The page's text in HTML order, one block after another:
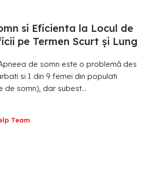
si Eficienta la Locul de
pe Termen Scurt și Lung
de somn este o problemă des
si 1 din 9 femei din populati
de somn), dar subest...
Team